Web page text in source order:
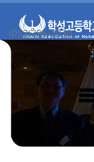
(052)295-2030